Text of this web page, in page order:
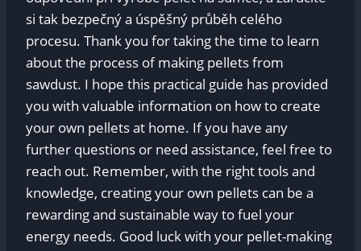
si tak bezpečný a úspěšný průběh celého
procesu. Thank you for taking the time to learn
about the process of making pellets from
sawdust. I hope this practical guide has provided
you with valuable information on how to create
your own pellets at home. If you have any
further questions or need assistance, feel free to
reach out. Remember, with the right tools and
knowledge, creating your own pellets can be a
rewarding and sustainable way to fuel your
energy needs. Good luck with your pellet-making